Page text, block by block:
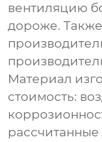
вентиляцию
дороже.
Материал
стоимость: